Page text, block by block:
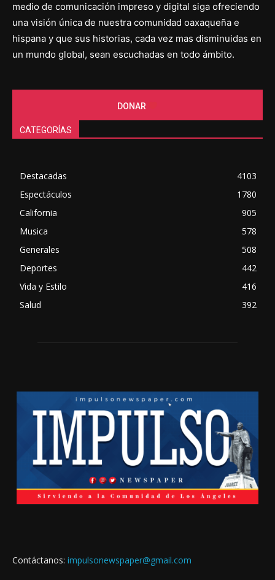
medio de comunicación impreso y digital siga ofreciendo
una visión única de nuestra comunidad oaxaqueña e
hispana y que sus historias, cada vez mas disminuidas en
un mundo global, sean escuchadas en todo ámbito.
DONAR
CATEGORÍAS
Destacadas
4103
Espectáculos
1780
California
905
Musica
578
Generales
508
Deportes
442
Vida y Estilo
416
Salud
392
Contáctanos: impulsonewspaper@gmail.com